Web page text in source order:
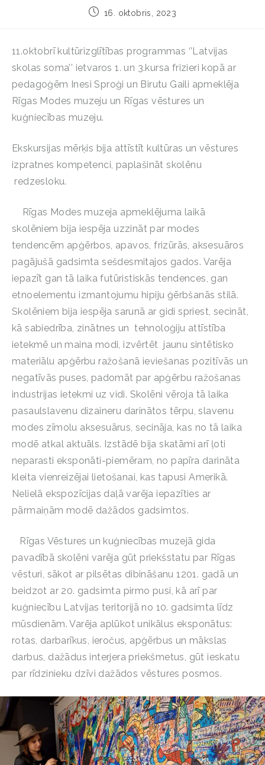
16. oktobris, 2023
11.oktobrī kultūrizglītības programmas ‘’Latvijas
skolas soma’’ ietvaros 1. un 3.kursa frizieri kopā ar
pedagoģēm Inesi Sproģi un Birutu Gaili apmeklēja
Rīgas Modes muzeju un Rīgas vēstures un
kuģniecības muzeju.
Ekskursijas mērķis bija attīstīt kultūras un vēstures
izpratnes kompetenci, paplašināt skolēnu
redzesloku.
Rīgas Modes muzeja apmeklējuma laikā
skolēniem bija iespēja uzzināt par modes
tendencēm apģērbos, apavos, frizūrās, aksesuāros
pagājušā gadsimta sešdesmitajos gados. Varēja
iepazīt gan tā laika futūristiskās tendences, gan
etnoelementu izmantojumu hipiju ģērbšanās stilā.
Skolēniem bija iespēja sarunā ar gidi spriest, secināt,
kā sabiedrība, zinātnes un tehnoloģiju attīstība
ietekmē un maina modi, izvērtēt jaunu sintētisko
materiālu apģērbu ražošanā ieviešanas pozitīvās un
negatīvās puses, padomāt par apģērbu ražošanas
industrijas ietekmi uz vidi. Skolēni vēroja tā laika
pasaulslavenu dizaineru darinātos tērpu, slavenu
modes zīmolu aksesuārus, secināja, kas no tā laika
modē atkal aktuāls. Izstādē bija skatāmi arī ļoti
neparasti eksponāti-piemēram, no papīra darināta
kleita vienreizējai lietošanai, kas tapusi Amerikā.
Nelielā ekspozīcijas daļā varēja iepazīties ar
pārmaiņām modē dažādos gadsimtos.
Rīgas Vēstures un kuģniecības muzejā gida
pavadībā skolēni varēja gūt priekšstatu par Rīgas
vēsturi, sākot ar pilsētas dibināšanu 1201. gadā un
beidzot ar 20. gadsimta pirmo pusi, kā arī par
kuģniecību Latvijas teritorijā no 10. gadsimta līdz
mūsdienām. Varēja aplūkot unikālus eksponātus:
rotas, darbarīkus, ieročus, apģērbus un mākslas
darbus, dažādus interjera priekšmetus, gūt ieskatu
par rīdzinieku dzīvi dažādos vēstures posmos.